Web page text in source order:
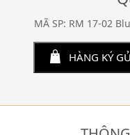
MÃ SP: RM 17-02
HÀNG KÝ